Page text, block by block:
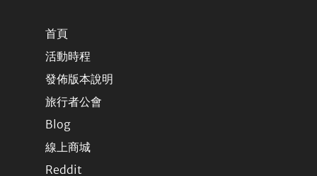
首頁
活動時程
發佈版本說明
旅行者公會
Blog
線上商城
Reddit